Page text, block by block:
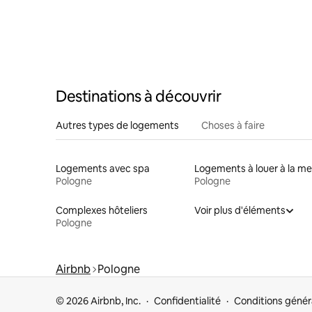
Destinations à découvrir
Autres types de logements Choses à faire
Logements avec spa
Pologne
Logements à louer à la
Pologne
Complexes hôteliers
Pologne
Voir plus d'éléments
Airbnb Pologne
© 2026 Airbnb, Inc. Confidentialité Conditions